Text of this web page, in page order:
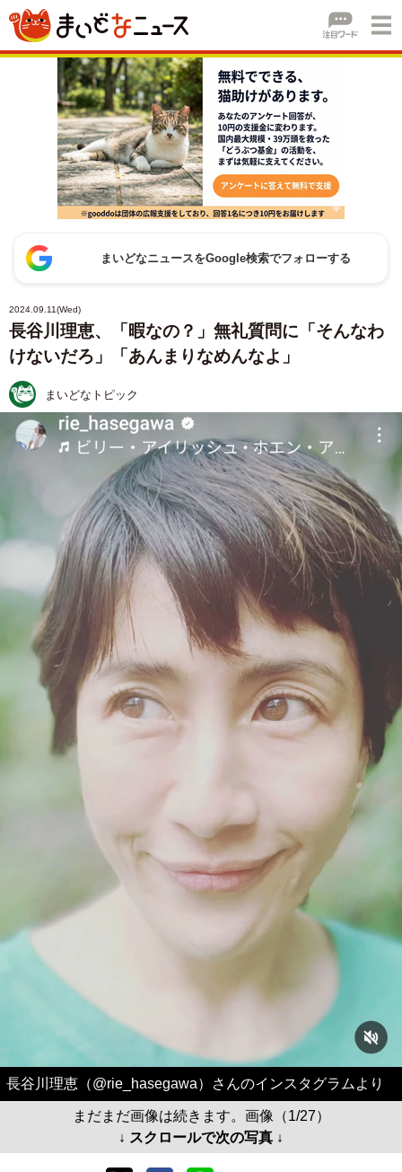
まいどなニュースをGoogle検索でフォローする
2024.09.11(Wed)
長谷川理恵、「暇なの？」無礼質問に「そんなわ
けないだろ」「あんまりなめんなよ」
まいどなトピック
長谷川理恵（@rie_hasegawa）さんのインスタグラムより
まだまだ画像は続きます。画像（1/27）
↓ スクロールで次の写真 ↓